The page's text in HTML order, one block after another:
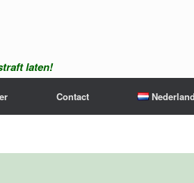
laten!
Contact